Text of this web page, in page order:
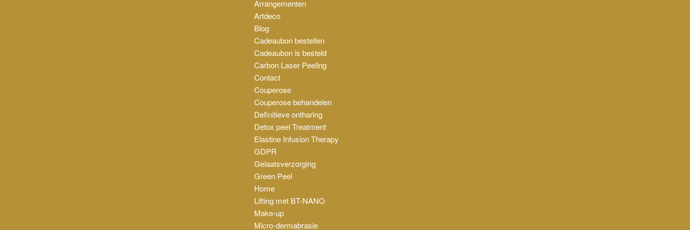
Arrangementen
Artdeco
Blog
Cadeaubon bestellen
Cadeaubon is besteld
Carbon Laser Peeling
Contact
Couperose
Couperose behandelen
Definitieve ontharing
Detox peel Treatment
Elastine Infusion Therapy
GDPR
Gelaatsverzorging
Green Peel
Home
Lifting met BT-NANO
Make-up
Micro-dermabrasie